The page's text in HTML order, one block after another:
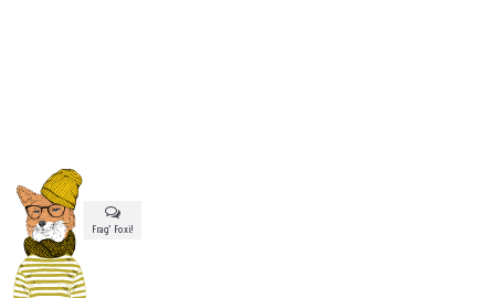
Frag’ Foxi!